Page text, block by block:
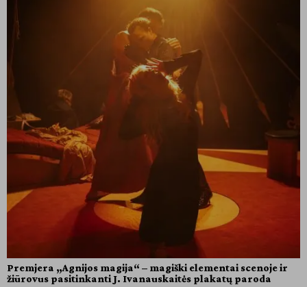
Premjera „Agnijos magija“ – magiški elementai scenoje ir
žiūrovus pasitinkanti J. Ivanauskaitės plakatų paroda